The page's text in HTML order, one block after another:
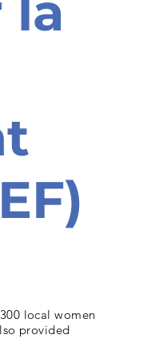
local women
provided